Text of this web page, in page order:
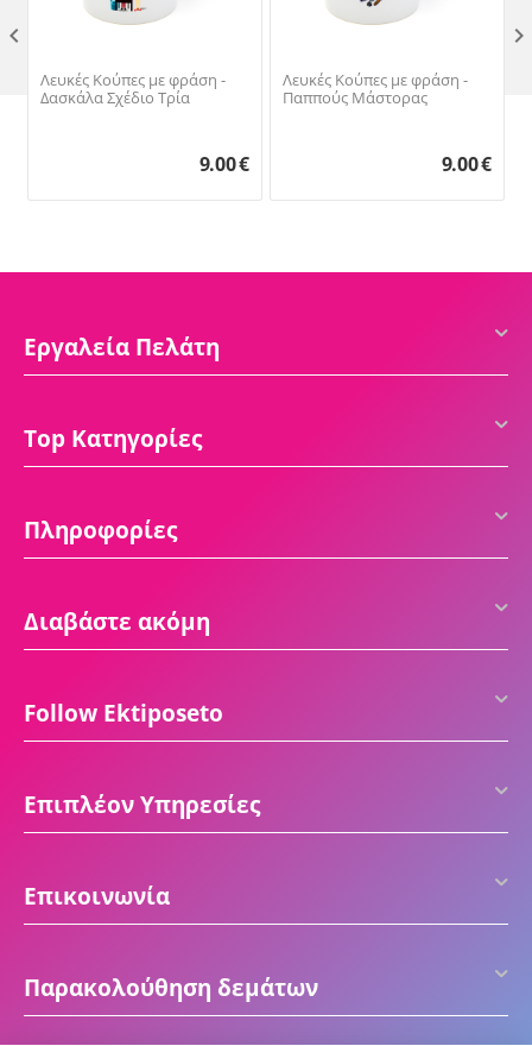
Λευκές Κούπες με φράση -
Δασκάλα Σχέδιο Τρία
9.00€
Λευκές Κούπες με φράση -
Παππούς Μάστορας
9.00€
 
Εργαλεία Πελάτη
Top Κατηγορίες
Πληροφορίες
Διαβάστε ακόμη
Follow Ektiposeto
Επιπλέον Υπηρεσίες
Επικοινωνία
Παρακολούθηση δεμάτων